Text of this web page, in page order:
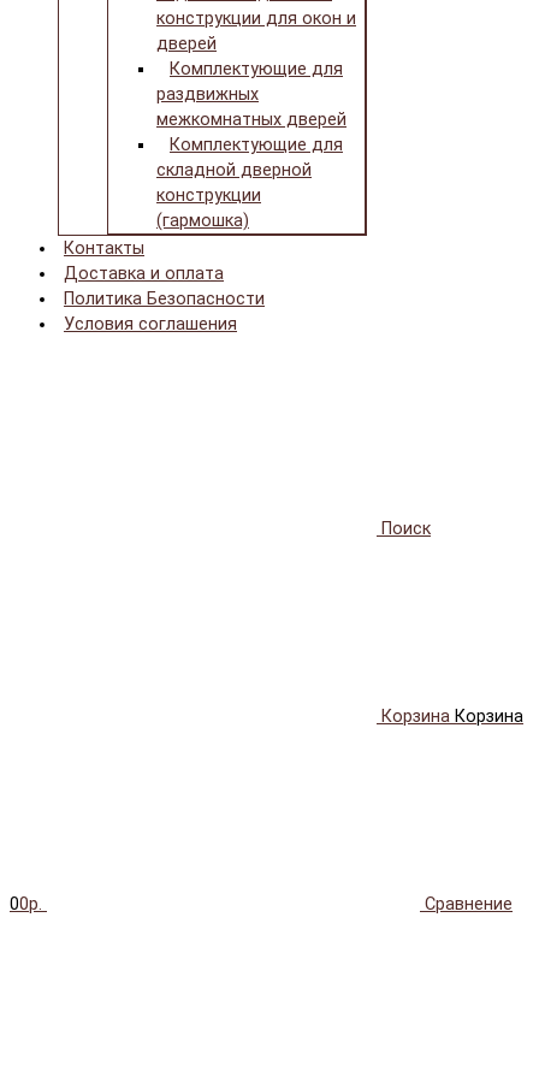
конструкции для окон и
дверей
Комплектующие для
раздвижных
межкомнатных дверей
Комплектующие для
складной дверной
конструкции
(гармошка)
Контакты
Доставка и оплата
Политика Безопасности
Условия соглашения
Поиск
Корзина Корзина
00р. Сравнение